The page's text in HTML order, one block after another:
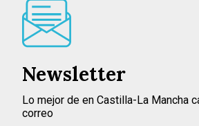
Newsletter
Lo mejor de en Castilla-La Mancha
correo